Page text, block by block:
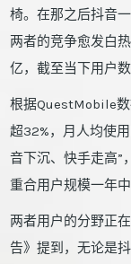
椅。在那之后抖音
两者的竞争愈发白
亿，截至当下用户
根据QuestMobile
超32%，月人均使
音下沉、快手走高”
重合用户规模一年中
两者用户的分野正
告》提到，无论是